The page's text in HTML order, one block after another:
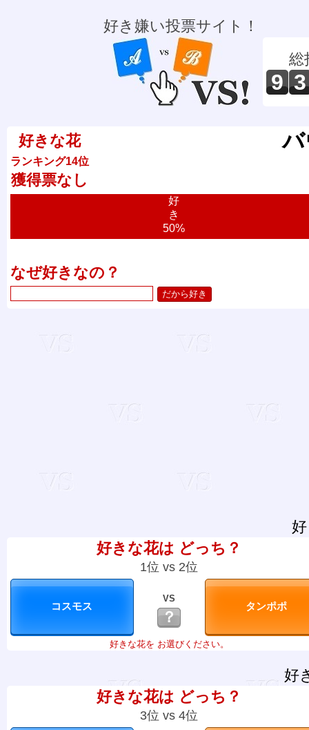
好き嫌い投票サイト！
総
9 3
好きな花
ランキング14位
獲得票なし
好
き
50%
なぜ好きなの？
好きな花は どっち？
1位 vs 2位
VS
？
好きな花を お選びください。
好
好きな花は どっち？
3位 vs 4位